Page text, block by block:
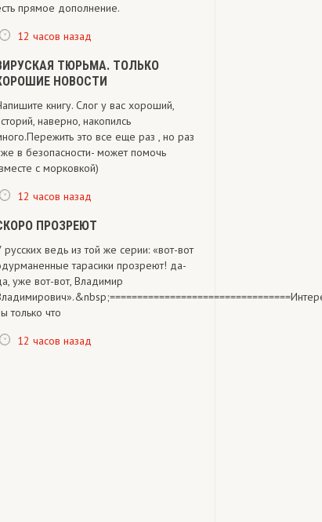
прямое дополнение.
12 часов назад
ТЮРЬМА. ТОЛЬКО
НОВОСТИ
книгу. Слог у вас хороший,
наверно, накопилсь
это все еще раз , но раз
в безопасности- может помочь
с морковкой)
12 часов назад
ПРОЗРЕЮТ
русских ведь из той же серии: «вот-вот
тарасики прозреют! да-
уже вот-вот, Владимир
только что
12 часов назад